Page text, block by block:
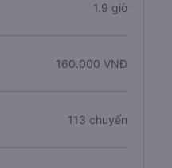
1.9 giờ
160.000 VNĐ
113 chuyến